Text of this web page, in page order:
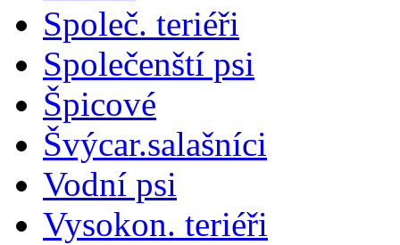
Společ. teriéři
Společenští psi
Špicové
Švýcar.salašníci
Vodní psi
Vysokon. teriéři